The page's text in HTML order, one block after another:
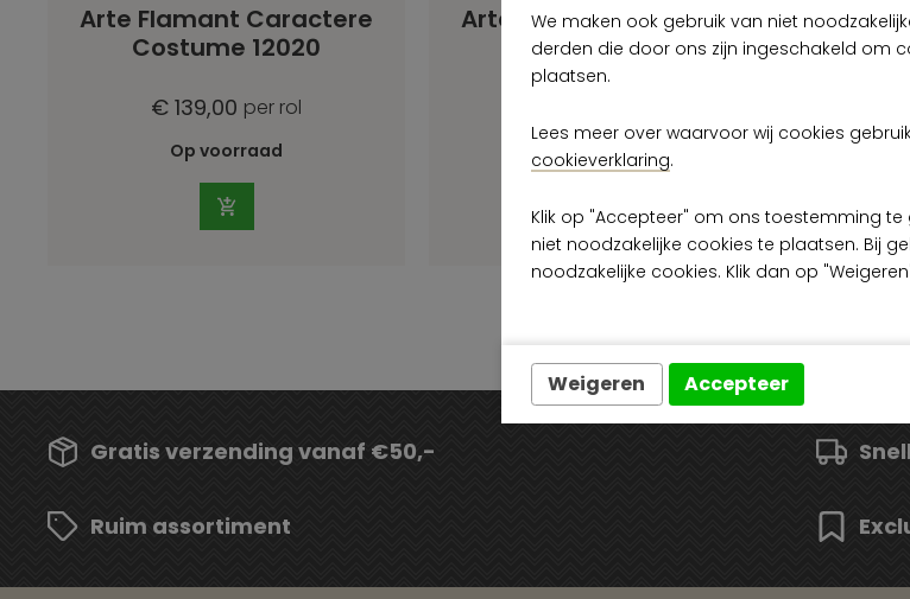
We maken ook gebruik van niet
derden die door ons zijn ingeschakeld om
plaatsen.
Lees meer over waarvoor wij cookies
cookieverklaring.
Klik op "Accepteer" om ons toestemming
niet noodzakelijke cookies te plaatsen. Bij
noodzakelijke cookies. Klik dan op
Weigeren Accepteer
Arte Flamant Caractere
Costume 12020
€ 139,00 per rol
Op voorraad
Arte Flamant Caractere
Costume 12021
Op voorraad
Arte
Gratis verzending vanaf €50,-
Ruim assortiment